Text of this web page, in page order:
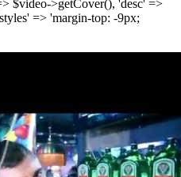
$video->getCover(), 'desc' =>
=> 'margin-top: -9px;